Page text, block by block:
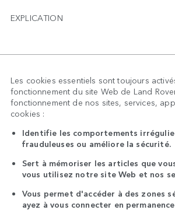
EXPLICATION
Les cookies essentiels sont toujours
fonctionnement du site Web de Land
fonctionnement de nos sites, services,
cookies :
Identifie les comportements
frauduleuses ou améliore la sécurité.
Sert à mémoriser les articles que
vous utilisez notre site Web et nos
Vous permet d'accéder à des zones
ayez à vous connecter en